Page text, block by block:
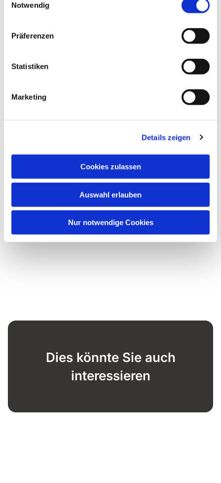
Notwendig
Präferenzen
Statistiken
Marketing
Details zeigen
Cookies zulassen
Auswahl erlauben
Nur notwendige Cookies
© KI generiertes Bild (Canva) von Till Jansen
Freitag, 31. Juli 2026, 18:00 Uhr
Markuskirche, Richard-Wagner-Str.
6, 34121 Kassel
Dies könnte Sie auch
interessieren